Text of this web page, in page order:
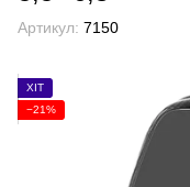
Артикул: 7150
ХІТ
−21%